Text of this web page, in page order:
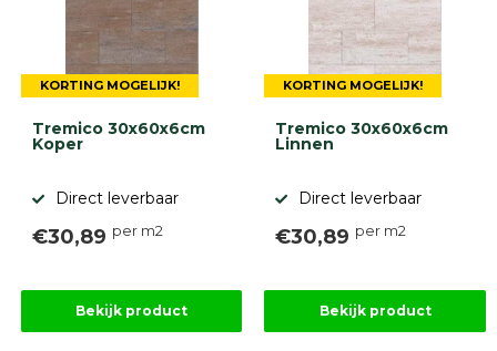
KORTING MOGELIJK!
Tremico 30x60x6cm
Koper
Direct leverbaar
€30,89 per m2
Bekijk product
KORTING MOGELIJK!
Tremico 30x60x6cm
Linnen
Direct leverbaar
€30,89 per m2
Bekijk product